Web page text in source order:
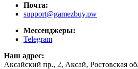
Почта:
support@gamezbuy.pw
Мессенджеры:
Telegram
Наш адрес:
Аксайский пр., 2, Аксай, Ростовская